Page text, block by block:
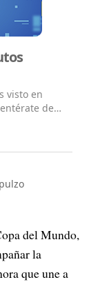
visto en
de
todos
a la
del Mundo,
la
que une a